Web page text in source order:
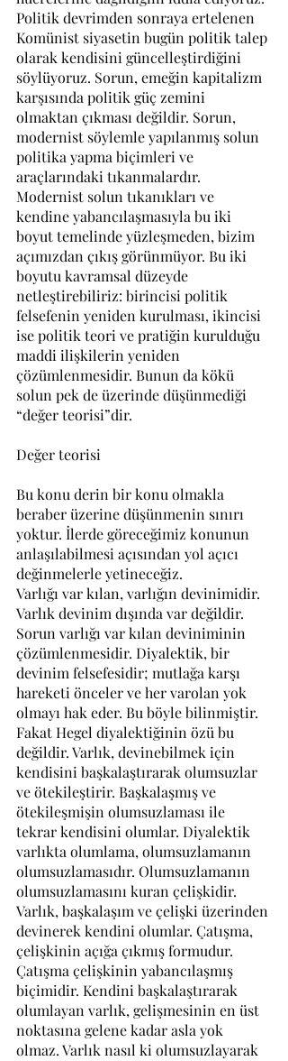
Politik devrimden sonraya ertelenen
Komünist siyasetin bugün politik talep
olarak kendisini güncelleştirdiğini
söylüyoruz. Sorun, emeğin kapitalizm
karşısında politik güç zemini
olmaktan çıkması değildir. Sorun,
modernist söylemle yapılanmış solun
politika yapma biçimleri ve
araçlarındaki tıkanmalardır.
Modernist solun tıkanıkları ve
kendine yabancılaşmasıyla bu iki
boyut temelinde yüzleşmeden, bizim
açımızdan çıkış görünmüyor. Bu iki
boyutu kavramsal düzeyde
netleştirebiliriz: birincisi politik
felsefenin yeniden kurulması, ikincisi
ise politik teori ve pratiğin kurulduğu
maddi ilişkilerin yeniden
çözümlenmesidir. Bunun da kökü
solun pek de üzerinde düşünmediği
“değer teorisi”dir.
Değer teorisi
Bu konu derin bir konu olmakla
beraber üzerine düşünmenin sınırı
yoktur. İlerde göreceğimiz konunun
anlaşılabilmesi açısından yol açıcı
değinmelerle yetineceğiz.
Varlığı var kılan, varlığın devinimidir.
Varlık devinim dışında var değildir.
Sorun varlığı var kılan deviniminin
çözümlenmesidir. Diyalektik, bir
devinim felsefesidir; mutlağa karşı
hareketi önceler ve her varolan yok
olmayı hak eder. Bu böyle bilinmiştir.
Fakat Hegel diyalektiğinin özü bu
değildir. Varlık, devinebilmek için
kendisini başkalaştırarak olumsuzlar
ve ötekileştirir. Başkalaşmış ve
ötekileşmişin olumsuzlaması ile
tekrar kendisini olumlar. Diyalektik
varlıkta olumlama, olumsuzlamanın
olumsuzlamasıdır. Olumsuzlamanın
olumsuzlamasını kuran çelişkidir.
Varlık, başkalaşım ve çelişki üzerinden
devinerek kendini olumlar. Çatışma,
çelişkinin açığa çıkmış formudur.
Çatışma çelişkinin yabancılaşmış
biçimidir. Kendini başkalaştırarak
olumlayan varlık, gelişmesinin en üst
noktasına gelene kadar asla yok
olmaz. Varlık nasıl ki olumsuzlayarak